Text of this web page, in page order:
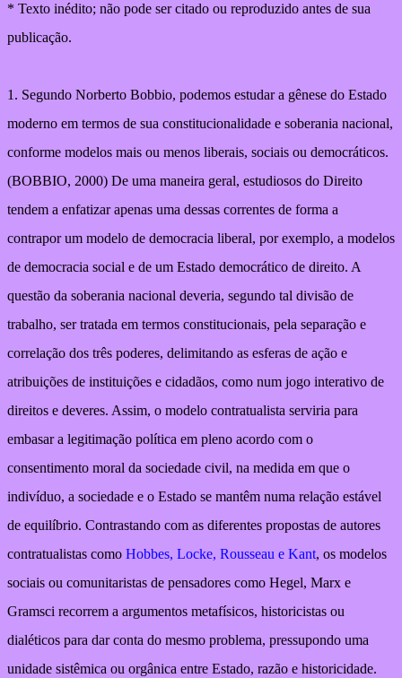
* Texto inédito; não pode ser citado ou reproduzido antes de sua
publicação.
1. Segundo Norberto Bobbio, podemos estudar a gênese do Estado
moderno em termos de sua constitucionalidade e soberania nacional,
conforme modelos mais ou menos liberais, sociais ou democráticos.
(BOBBIO, 2000) De uma maneira geral, estudiosos do Direito
tendem a enfatizar apenas uma dessas correntes de forma a
contrapor um modelo de democracia liberal, por exemplo, a modelos
de democracia social e de um Estado democrático de direito. A
questão da soberania nacional deveria, segundo tal divisão de
trabalho, ser tratada em termos constitucionais, pela separação e
correlação dos três poderes, delimitando as esferas de ação e
atribuições de instituições e cidadãos, como num jogo interativo de
direitos e deveres. Assim, o modelo contratualista serviria para
embasar a legitimação política em pleno acordo com o
consentimento moral da sociedade civil, na medida em que o
indivíduo, a sociedade e o Estado se mantêm numa relação estável
de equilíbrio. Contrastando com as diferentes propostas de autores
contratualistas como Hobbes, Locke, Rousseau e Kant, os modelos
sociais ou comunitaristas de pensadores como Hegel, Marx e
Gramsci recorrem a argumentos metafísicos, historicistas ou
dialéticos para dar conta do mesmo problema, pressupondo uma
unidade sistêmica ou orgânica entre Estado, razão e historicidade.